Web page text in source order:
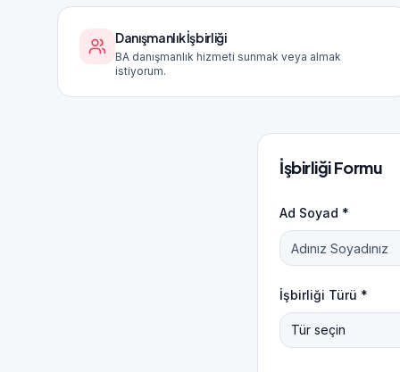
Danışmanlık İşbirliği
BA danışmanlık hizmeti sunmak veya almak
istiyorum.
İşbirliği Formu
Ad Soyad *
İşbirliği Türü *
Tür seçin